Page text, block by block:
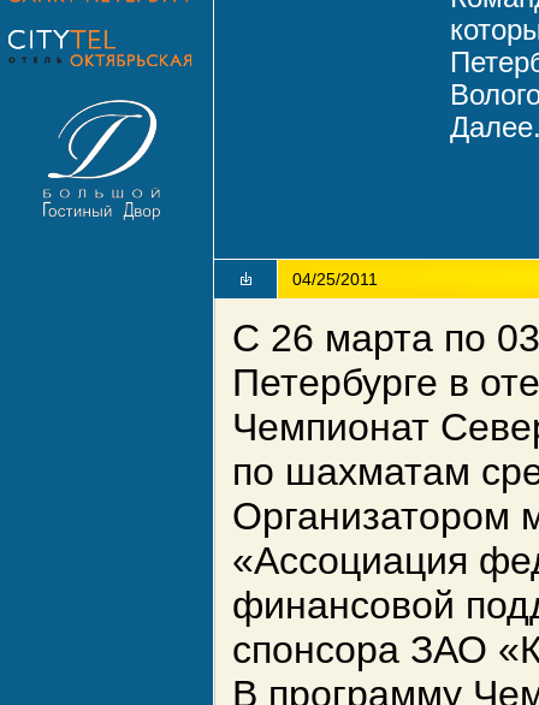
04/25/2011
С 26 марта по
Петербурге в
Чемпионат
по шахматам
Организатором
«Ассоциация
финансовой
спонсора ЗАО
В программу